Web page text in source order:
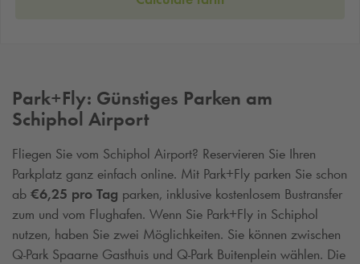
Park+Fly: Günstiges Parken am
Schiphol Airport
Fliegen Sie vom Schiphol Airport? Reservieren Sie Ihren
Parkplatz ganz einfach online. Mit Park+Fly parken Sie schon
ab €6,25 pro Tag parken, inklusive kostenlosem Bustransfer
zum und vom Flughafen. Wenn Sie Park+Fly in Schiphol
nutzen, haben Sie zwei Möglichkeiten. Sie können zwischen
Q-Park Spaarne Gasthuis und Q-Park Buitenplein wählen. Die